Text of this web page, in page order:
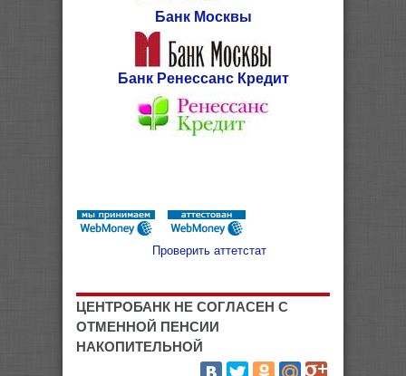
Банк Москвы
Банк Ренессанс Кредит
Проверить аттетстат
ЦЕНТРОБАНК НЕ СОГЛАСЕН С
ОТМЕННОЙ ПЕНСИИ
НАКОПИТЕЛЬНОЙ